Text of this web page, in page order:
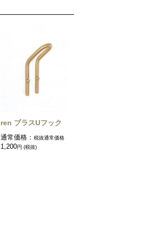
ren ブラスUフック
通常価格： 税抜通常価格
1,200円 (税抜)